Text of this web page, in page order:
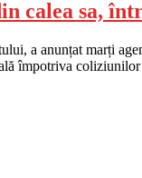
calea sa,
a anunțat marți
împotriva